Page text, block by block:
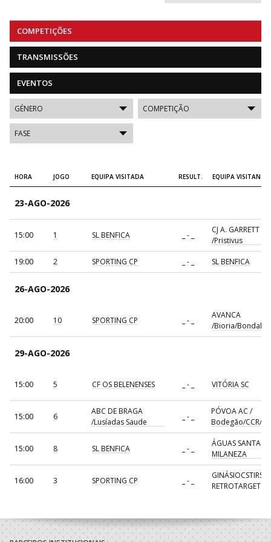
COMPETIÇÕES
TRANSMISSÕES
EVENTOS
HORA JOGO EQUIPA VISITADA RESULT. EQUIPA VISITANTE
23-AGO-2026
15:00 1 SL BENFICA _ - _
CJ A. GARRETT
/Pristivus
19:00 2 SPORTING CP _ - _ SL BENFICA
26-AGO-2026
20:00 10 SPORTING CP _ - _
AVANCA
/Bioria/Bondalti
29-AGO-2026
15:00 5 CF OS BELENENSES _ - _ VITÓRIA SC
15:00 6
ABC DE BRAGA
/Lusíadas Saude
_ - _
PÓVOA AC /
Bodegão/CCR/
15:00 8 SL BENFICA _ - _
ÁGUAS SANTAS
MILANEZA
16:00 3 SPORTING CP _ - _
RETROTARGET
18:00
AVANCA
/Bioria/Bondalti
_ - _ FC PORTO